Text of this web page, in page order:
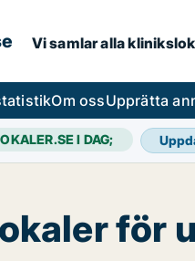
Vi samlar alla
Om ossUpprätta
I DAG;
för